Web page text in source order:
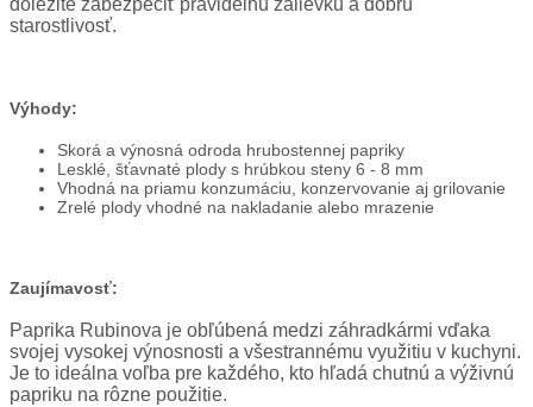
starostlivosť.
Výhody:
Skorá a výnosná odroda hrubostennej papriky
Lesklé, šťavnaté plody s hrúbkou steny 6 - 8 mm
Vhodná na priamu konzumáciu, konzervovanie aj grilovanie
Zrelé plody vhodné na nakladanie alebo mrazenie
Zaujímavosť:
Paprika Rubinova je obľúbená medzi záhradkármi vďaka
svojej vysokej výnosnosti a všestrannému využitiu v kuchyni.
Je to ideálna voľba pre každého, kto hľadá chutnú a výživnú
papriku na rôzne použitie.